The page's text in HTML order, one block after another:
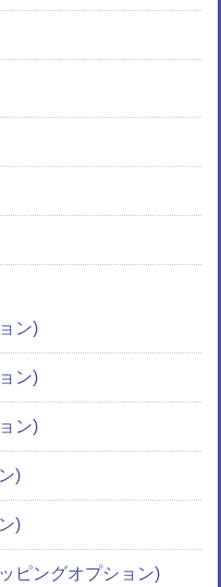
ン)
ン)
ン)
)
)
ピングオプション)